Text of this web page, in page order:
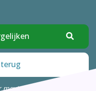
4 bedrijven die